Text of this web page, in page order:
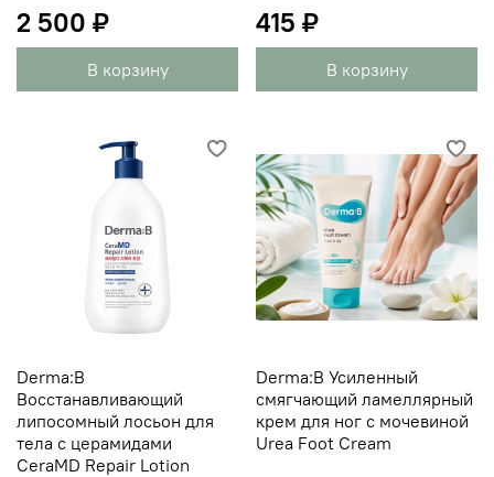
2 500 ₽
В корзину
415 ₽
В корзину
Derma:B
Восстанавливающий
липосомный лосьон для
тела с церамидами
CeraMD Repair Lotion
Derma:B Усиленный
смягчающий ламеллярный
крем для ног с мочевиной
Urea Foot Cream